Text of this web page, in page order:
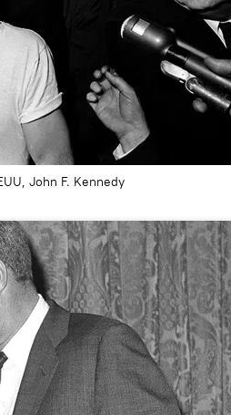
John F. Kennedy